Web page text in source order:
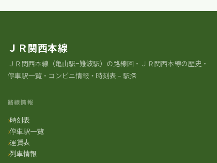
ＪＲ関西本線
ＪＲ関⻄本線（亀山駅−難波駅）の路線図・ＪＲ関西本線の歴史・
停車駅一覧・コンビニ情報・時刻表 – 駅探
路線情報
時刻表
停車駅一覧
運賃表
列車情報